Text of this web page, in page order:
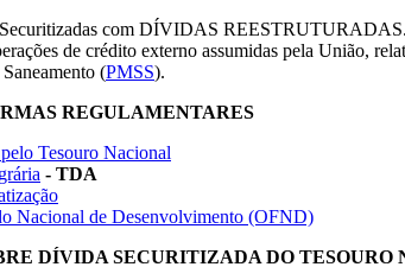
com DÍVIDAS REESTRUTURADAS.
de crédito externo assumidas pela União,
(PMSS).
REGULAMENTARES
Tesouro Nacional
- TDA
Nacional de Desenvolvimento (OFND)
DÍVIDA SECURITIZADA DO TESOURO